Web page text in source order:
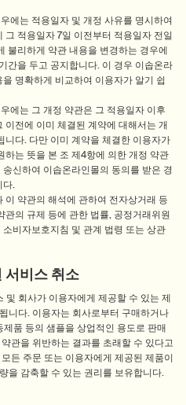
에는 적용일자 및 개정 사유를 명시하여
그 적용일자 7일 이전부터 적용일자 전일
불리하게 약관 내용을 변경하는 경우에
간을 두고 공지합니다. 이 경우 이솝온라
명확하게 비교하여 이용자가 알기 쉽
에는 그 개정 약관은 그 적용일자 이후
전에 이미 체결된 계약에 대해서는 개
니다. 다만 이미 계약을 체결한 이용자가
하는 뜻을 본 조 제4항에 의한 개정 약관
신하여 이솝온라인몰의 동의를 받은 경
다.
이 약관의 해석에 관하여 전자상거래 등
의 규제 등에 관한 법률, 공정거래위원
비자보호지침 및 관계 법령 또는 상관
서비스 취소
및 회사가 이용자에게 제공할 수 있는 제
니다. 이용자는 회사로부터 구매하거나
품 등의 샘플을 상업적인 용도로 판매
관을 위반하는 결과를 초래할 수 있다고
든 주문 또는 이용자에게 제공된 제품이
을 감축할 수 있는 권리를 보유합니다.